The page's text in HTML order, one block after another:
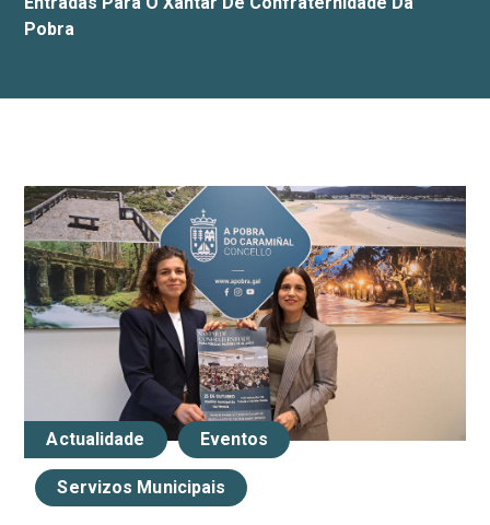
Pobra
Actualidade Eventos
Servizos Municipais